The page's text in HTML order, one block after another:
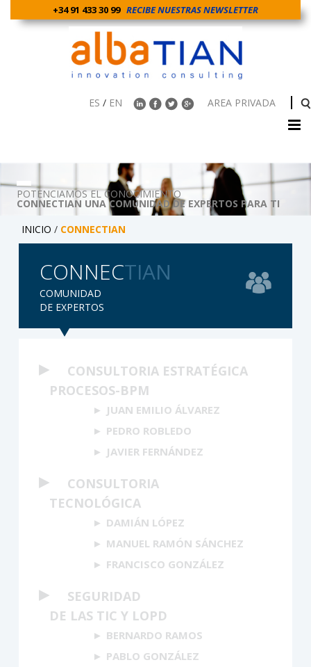
+34 91 433 30 99 RECIBE NUESTRAS NEWSLETTER
ES / EN AREA PRIVADA
POTENCIAMOS EL CONOCIMIENTO
CONNECTIAN UNA COMUNIDAD DE EXPERTOS PARA TI
INICIO / CONNECTIAN
CONNECTIAN
COMUNIDAD
DE EXPERTOS
►
CONSULTORIA ESTRATÉGICA
PROCESOS-BPM
JUAN EMILIO ÁLVAREZ
PEDRO ROBLEDO
JAVIER FERNÁNDEZ
►
CONSULTORIA
TECNOLÓGICA
DAMIÁN LÓPEZ
MANUEL RAMÓN SÁNCHEZ
FRANCISCO GONZÁLEZ
►
SEGURIDAD
DE LAS TIC Y LOPD
BERNARDO RAMOS
PABLO GONZÁLEZ